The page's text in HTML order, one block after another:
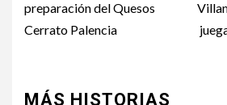
preparación del Quesos
Cerrato Palencia
MÁS HISTORIAS